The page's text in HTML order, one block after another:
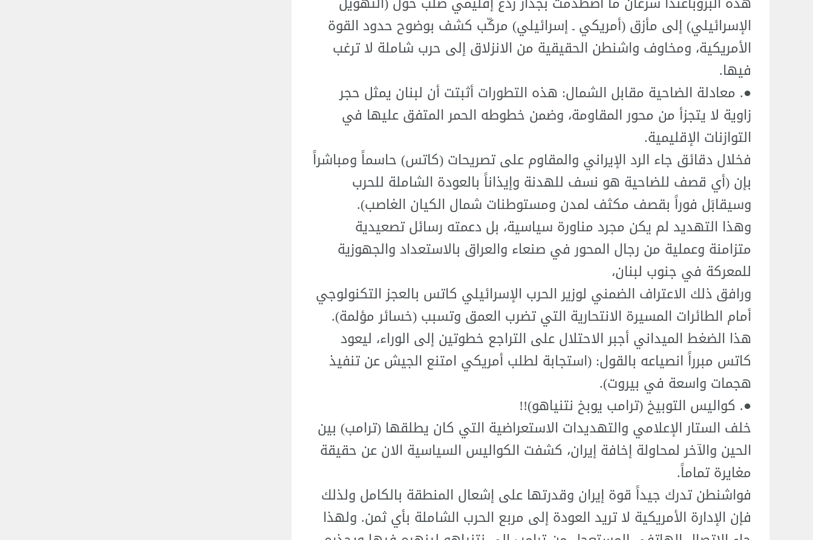
الإسرائيلي) إلى مأزق (أمريكي ـ إسرائيلي) مركّب كشف بوضوح حدود القوة
الأمريكية، ومخاوف واشنطن الحقيقية من الانزلاق إلى حرب شاملة لا ترغب
فيها.
●. معادلة الضاحية مقابل الشمال: هذه التطورات أثبتت أن لبنان يمثل حجر
زاوية لا يتجزأ من محور المقاومة، وضمن خطوطه الحمر المتفق عليها في
التوازنات الإقليمية.
فخلال دقائق جاء الرد الإيراني والمقاوم على تصريحات (كاتس) حاسماً ومباشراً
بإن (أي قصف للضاحية هو نسف للهدنة وإيذاناً بالعودة الشاملة للحرب
وسيقابَل فوراً بقصف مكثف لمدن ومستوطنات شمال الكيان الغاصب).
وهذا التهديد لم يكن مجرد مناورة سياسية، بل دعمته رسائل تصعيدية
متزامنة وعملية من رجال المحور في صنعاء والعراق بالاستعداد والجهوزية
للمعركة في جنوب لبنان،
ورافق ذلك الاعتراف الضمني لوزير الحرب الإسرائيلي كاتس بالعجز التكنولوجي
أمام الطائرات المسيرة الانتحارية التي تضرب العمق وتسبب (خسائر مؤلمة).
هذا الضغط الميداني أجبر الاحتلال على التراجع خطوتين إلى الوراء، ليعود
كاتس مبرراً انصياعه بالقول: (استجابة لطلب أمريكي امتنع الجيش عن تنفيذ
هجمات واسعة في بيروت).
●. كواليس التوبيخ (ترامب يوبخ نتنياهو)!!
خلف الستار الإعلامي والتهديدات الاستعراضية التي كان يطلقها (ترامب) بين
الحين والآخر لمحاولة إخافة إيران، كشفت الكواليس السياسية الان عن حقيقة
مغايرة تماماً.
فواشنطن تدرك جيداً قوة إيران وقدرتها على إشعال المنطقة بالكامل ولذلك
فإن الإدارة الأمريكية لا تريد العودة إلى مربع الحرب الشاملة بأي ثمن. ولهذا